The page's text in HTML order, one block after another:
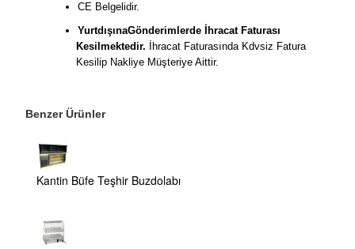
CE Belgelidir.
YurtdışınaGönderimlerde İhracat Faturası
Kesilmektedir. İhracat Faturasında Kdvsiz Fatura
Kesilip Nakliye Müşteriye Aittir.
Benzer Ürünler
Kantin Büfe Teşhir Buzdolabı